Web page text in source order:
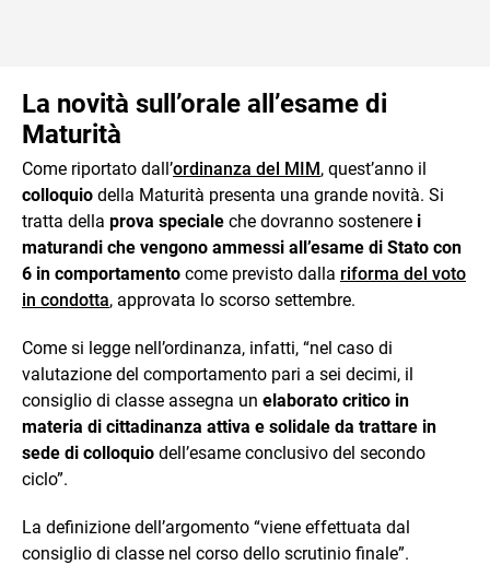
La novità sull’orale all’esame di
Maturità
Come riportato dall’ordinanza del MIM, quest’anno il
colloquio della Maturità presenta una grande novità. Si
tratta della prova speciale che dovranno sostenere i
maturandi che vengono ammessi all’esame di Stato con
6 in comportamento come previsto dalla riforma del voto
in condotta, approvata lo scorso settembre.
Come si legge nell’ordinanza, infatti, “nel caso di
valutazione del comportamento pari a sei decimi, il
consiglio di classe assegna un elaborato critico in
materia di cittadinanza attiva e solidale da trattare in
sede di colloquio dell’esame conclusivo del secondo
ciclo”.
La definizione dell’argomento “viene effettuata dal
consiglio di classe nel corso dello scrutinio finale”.